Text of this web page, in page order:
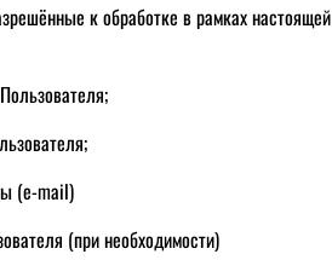
к обработке в рамках
(e-mail)
(при необходимости)